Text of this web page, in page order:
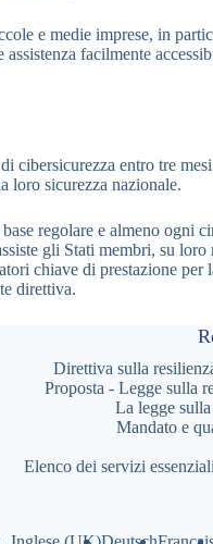
e medie imprese, in
facilmente
cibersicurezza entro tre
loro sicurezza nazionale.
regolare e almeno ogni
gli Stati membri, su loro
chiave di prestazione per
direttiva.
Direttiva sulla
Proposta - Legge sulla
La legge
Mandato e
Elenco dei servizi